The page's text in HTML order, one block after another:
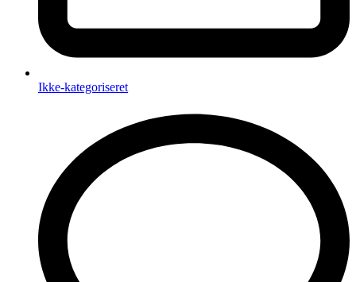
Ikke-kategoriseret